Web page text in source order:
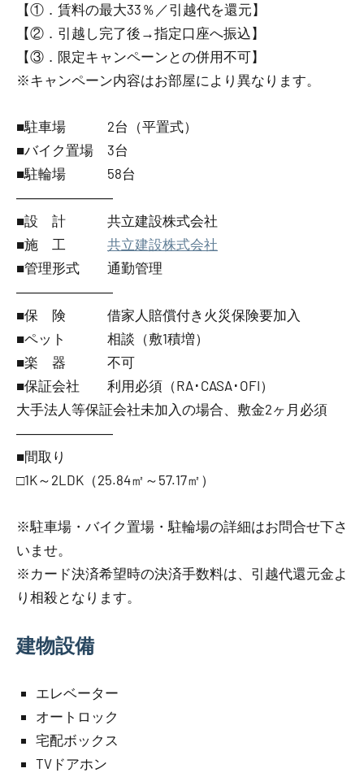
【①．賃料の最大33％／引越代を還元】
【②．引越し完了後→指定口座へ振込】
【③．限定キャンペーンとの併用不可】
※キャンペーン内容はお部屋により異なります。
■駐車場 2台（平置式）
■バイク置場 3台
■駐輪場 58台
―――――――
■設 計 共立建設株式会社
■施 工 共立建設株式会社
■管理形式 通勤管理
―――――――
■保 険 借家人賠償付き火災保険要加入
■ペット 相談（敷1積増）
■楽 器 不可
■保証会社 利用必須（RA･CASA･OFI）
大手法人等保証会社未加入の場合、敷金2ヶ月必須
―――――――
■間取り
□1K～2LDK（25.84㎡～57.17㎡）
※駐車場・バイク置場・駐輪場の詳細はお問合せ下さ
いませ。
※カード決済希望時の決済手数料は、引越代還元金よ
り相殺となります。
建物設備
エレベーター
オートロック
宅配ボックス
TVドアホン